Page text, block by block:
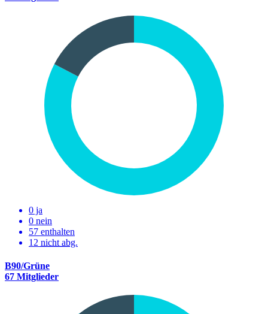
0 ja
0 nein
57 enthalten
12 nicht abg.
B90/Grüne
67 Mitglieder